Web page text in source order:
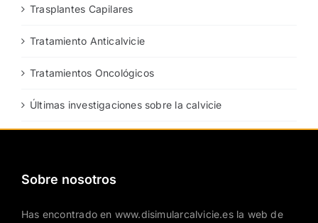
Trasplantes Capilares
Tratamiento Anticalvicie
Tratamientos Oncológicos
Últimas investigaciones sobre la calvicie
Sobre nosotros
Has encontrado en www.disimularcalvicie.es la web de